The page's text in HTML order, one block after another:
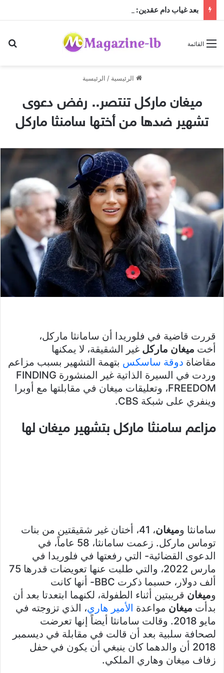
القائمة
الرئيسية / الرئيسية
ميغان ماركل تنتصر.. رفض دعوى
تشهير ضدها من أختها سامنثا ماركل
قررت قاضية في فلوريدا أن سامانثا ماركل،
أخت ميغان ماركل غير الشقيقة، لا يمكنها
مقاضاة دوقة ساسكس بتهمة التشهير بسبب مزاعم
وردت في السيرة الذاتية غير المنشورة FINDING
FREEDOM، وتعليقات ميغان في مقابلتها مع أوبرا
وينفري على شبكة CBS.
مزاعم سامنثا ماركل بتشهير ميغان لها
سامانثا وميغان
، 41، أختان غير شقيقتين من بنات
توماس ماركل. زعمت سامانثا، 58 عاماً، في
الدعوى القضائية- التي رفعتها في فلوريدا في
مارس 2022، والتي طلبت عنها تعويضات قدرها 75
ألف دولار، حسبما ذكرت BBC- أنها كانت
وميغان قريبتين أثناء الطفولة، لكنهما ابتعدتا بعد أن
بدأت ميغان مواعدة الأمير هاري، الذي تزوجته في
مايو 2018. وقالت سامانثا أيضاً إنها تعرضت
لصحافة سلبية بعد أن قالت في مقابلة في ديسمبر
2018 أن والدهما كان ينبغي أن يكون في حفل
زفاف ميغان وهاري الملكي.